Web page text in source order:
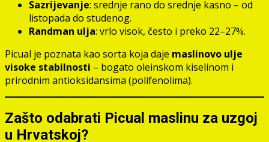
Sazrijevanje: srednje rano do srednje kasno – od
listopada do studenog.
Randman ulja: vrlo visok, često i preko 22–27%.
Picual je poznata kao sorta koja daje maslinovo ulje
visoke stabilnosti – bogato oleinskom kiselinom i
prirodnim antioksidansima (polifenolima).
Zašto odabrati Picual maslinu za uzgoj
u Hrvatskoj?